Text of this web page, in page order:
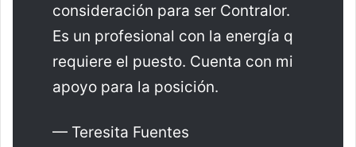
consideración para ser Contralor.
Es un profesional con la energía q
requiere el puesto. Cuenta con mi
apoyo para la posición.
— Teresita Fuentes